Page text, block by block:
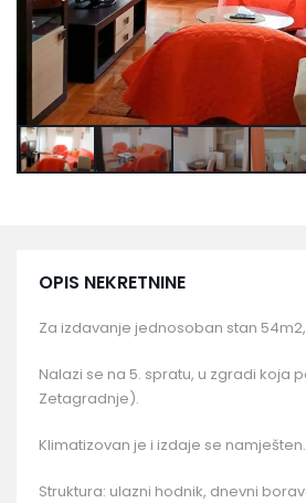
OPIS NEKRETNINE
Za izdavanje jednosoban stan
Nalazi se na 5. spratu, u zgradi koja
Zetagradnje).
Klimatizovan je i izdaje se namješten.
Struktura: ulazni hodnik, dnevni